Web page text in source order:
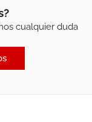
cualquier duda